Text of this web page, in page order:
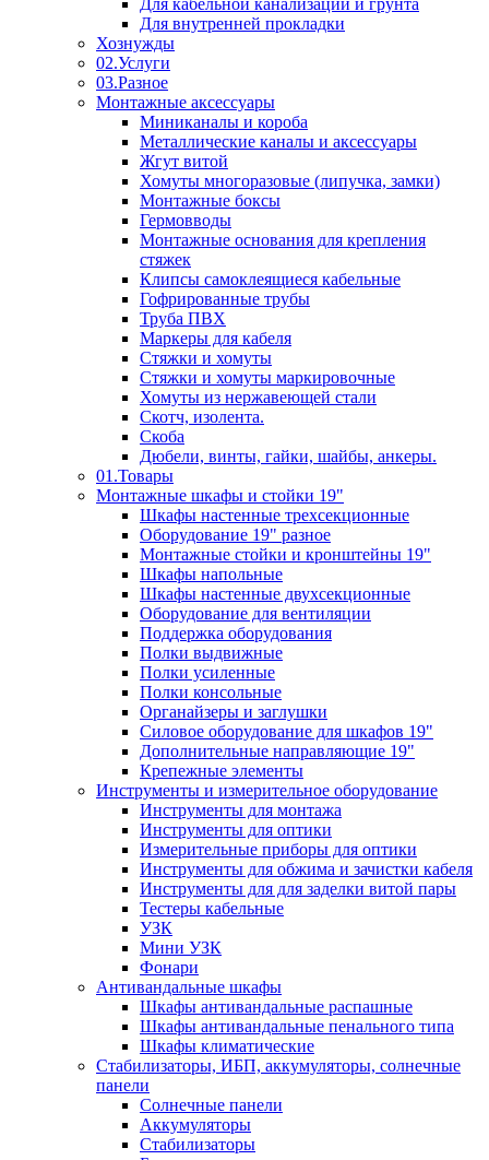
Для кабельной канализации и грунта
Для внутренней прокладки
Хознужды
02.Услуги
03.Разное
Монтажные аксессуары
Миниканалы и короба
Металлические каналы и аксессуары
Жгут витой
Хомуты многоразовые (липучка, замки)
Монтажные боксы
Гермовводы
Монтажные основания для крепления
стяжек
Клипсы самоклеящиеся кабельные
Гофрированные трубы
Труба ПВХ
Маркеры для кабеля
Стяжки и хомуты
Стяжки и хомуты маркировочные
Хомуты из нержавеющей стали
Скотч, изолента.
Скоба
Дюбели, винты, гайки, шайбы, анкеры.
01.Товары
Монтажные шкафы и стойки 19"
Шкафы настенные трехсекционные
Оборудование 19" разное
Монтажные стойки и кронштейны 19"
Шкафы напольные
Шкафы настенные двухсекционные
Оборудование для вентиляции
Поддержка оборудования
Полки выдвижные
Полки усиленные
Полки консольные
Органайзеры и заглушки
Силовое оборудование для шкафов 19"
Дополнительные направляющие 19"
Крепежные элементы
Инструменты и измерительное оборудование
Инструменты для монтажа
Инструменты для оптики
Измерительные приборы для оптики
Инструменты для обжима и зачистки кабеля
Инструменты для для заделки витой пары
Тестеры кабельные
УЗК
Мини УЗК
Фонари
Антивандальные шкафы
Шкафы антивандальные распашные
Шкафы антивандальные пенального типа
Шкафы климатические
Стабилизаторы, ИБП, аккумуляторы, солнечные
панели
Солнечные панели
Аккумуляторы
Стабилизаторы